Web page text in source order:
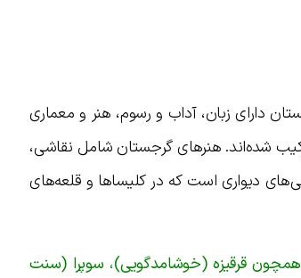
دارای زبان، آداب و رسوم، هنر و معماری
شده‌اند. هنرهای گرجستان شامل نقاشی،
دیواری است که در کلیساها و قلعه‌های
قرقیزه (خوشامدگویی)، سوپرا (سنت